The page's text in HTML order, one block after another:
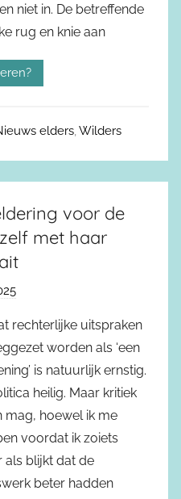
niet in. De betreffende
rug en knie aan
elders,Wilders
voor de
met haar
rechterlijke uitspraken
worden als ‘een
is natuurlijk ernstig.
heilig. Maar kritiek
mag, hoewel ik me
voordat ik zoiets
als blijkt dat de
beter hadden